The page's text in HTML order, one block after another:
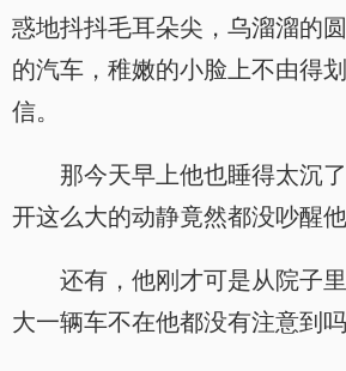
惑地抖抖毛耳朵尖，乌溜溜的
的汽车，稚嫩的小脸上不由得
信。
那今天早上他也睡得太沉
开这么大的动静竟然都没吵醒
还有，他刚才可是从院子
大一辆车不在他都没有注意到吗